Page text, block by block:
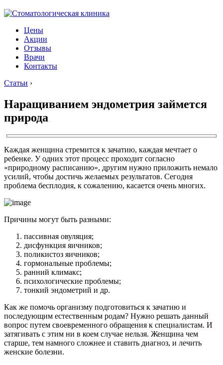
Цены
Акции
Отзывы
Врачи
Контакты
Статьи ›
Наращиванием эндометрия займется
природа
Каждая женщина стремится к зачатию, каждая мечтает о
ребенке. У одних этот процесс проходит согласно
«природному расписанию», другим нужно приложить немало
усилий, чтобы достичь желаемых результатов. Сегодня
проблема бесплодия, к сожалению, касается очень многих.
Причины могут быть разными:
пассивная овуляция;
дисфункция яичников;
поликистоз яичников;
гормональные проблемы;
ранний климакс;
психологические проблемы;
тонкий эндометрий и др.
Как же помочь организму подготовиться к зачатию и
последующим естественным родам? Нужно решать данный
вопрос путем своевременного обращения к специалистам. И
затягивать с этим ни в коем случае нельзя. Женщина чем
старше, тем намного сложнее и ставить диагноз, и лечить
женские болезни.